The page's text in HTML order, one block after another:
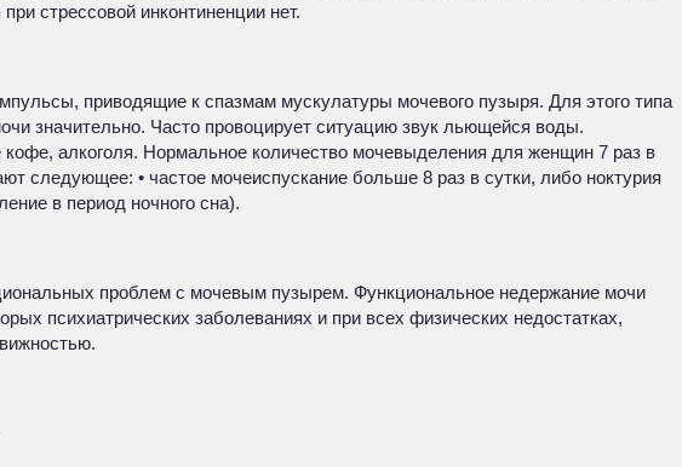
стрессовой инконтиненции нет.
приводящие к спазмам мускулатуры мочевого пузыря. Для этого типа
значительно. Часто провоцирует ситуацию звук льющейся воды.
алкоголя. Нормальное количество мочевыделения для женщин 7 раз в
следующее: • частое мочеиспускание больше 8 раз в сутки, либо ноктурия
в период ночного сна).
проблем с мочевым пузырем. Функциональное недержание мочи
психиатрических заболеваниях и при всех физических недостатках,